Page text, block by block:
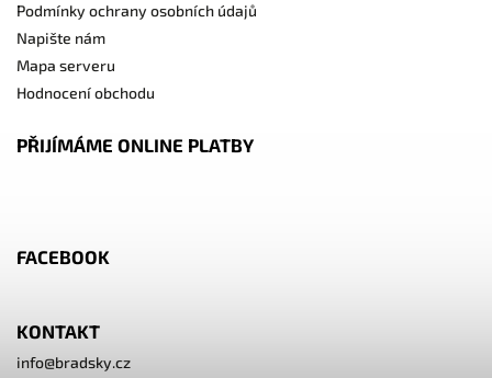
Podmínky ochrany osobních údajů
Napište nám
Mapa serveru
Hodnocení obchodu
PŘIJÍMÁME ONLINE PLATBY
FACEBOOK
KONTAKT
info@bradsky.cz